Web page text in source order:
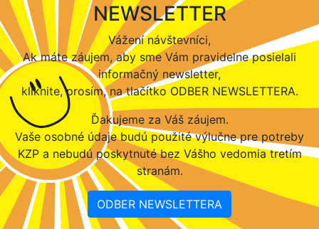
NEWSLETTER
Vážení návštevníci,
Ak máte záujem, aby sme Vám pravidelne posielali
informačný newsletter,
kliknite, prosím, na tlačítko ODBER NEWSLETTERA.
Ďakujeme za Váš záujem.
Vaše osobné údaje budú použité výlučne pre potreby
KZP a nebudú poskytnuté bez Vášho vedomia tretím
stranám.
ODBER NEWSLETTERA